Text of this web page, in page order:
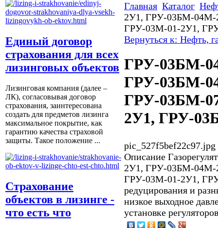
Единый договор
страхования для всех
лизинговых объектов
Лизинговая компания (далее –
ЛК), согласовывая договор
страхования, заинтересована
создать для предметов лизинга
максимальное покрытие, как
гарантию качества страховой
защиты. Такое положение ...
Страхование
объектов в лизинге -
что есть что
Главная Каталог
2У1, ГРУ-03БМ-
ГРУ-03М-01-2У1,
Вернуться к: Нефть,
ГРУ-03БМ-
ГРУ-03БМ-
ГРУ-03БМ-
2У1, ГРУ-
pic_527f5bef22c97.jpg
Описание
2У1, ГРУ-03БМ-
ГРУ-03М-01-2У1,
редуцирования и
низкое выходное
установке регуляторов